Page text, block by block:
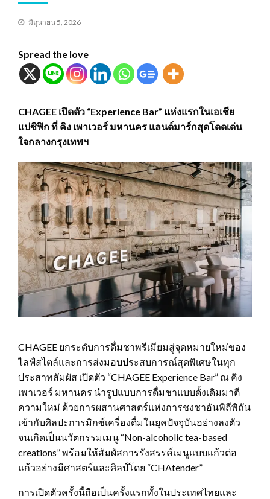
Posted
มิถุนายน 5, 2026
Spread the love
CHAGEE เปิดตัว “Experience Bar” แห่งแรกในเอเชีย
แปซิฟิก ที่ คิง เพาเวอร์ มหานคร แลนด์มาร์กสุดโดดเด่น
ใจกลางกรุงเทพฯ
CHAGEE ยกระดับการดื่มชาพรีเมียมสู่จุดหมายใหม่ของ
ไลฟ์สไตล์และการส่งมอบประสบการณ์สุดพิเศษในทุก
ประสาทสัมผัส เปิดตัว “CHAGEE Experience Bar” ณ คิง
เพาเวอร์ มหานคร นำรูปแบบการดื่มชาแบบดั้งเดิมมาตี
ความใหม่ ด้วยการผสานศาสตร์แห่งการชงชาอันพิถีพิถัน
เข้ากับศิลปะการมิกซ์เครื่องดื่มในยุคปัจจุบันอย่างลงตัว
จนเกิดเป็นนวัตกรรมเมนู “Non-alcoholic tea-based
creations” พร้อมให้สัมผัสการรังสรรค์เมนูแบบแก้วต่อ
แก้วอย่างมีศาสตร์และศิลป์โดย “CHAtender”
การเปิดตัวครั้งนี้ถือเป็นครั้งแรกทั้งในประเทศไทยและ